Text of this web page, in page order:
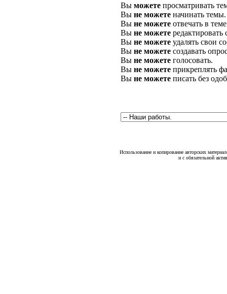
Вы можете просматривать
Вы не можете начинать темы.
Вы не можете отвечать в
Вы не можете
Вы не можете удалять свои
Вы не можете создавать
Вы не можете голосовать.
Вы не можете прикреплять
Вы не можете писать без
Использование и копирование авторских
и с обязательной